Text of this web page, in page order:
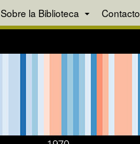
Sobre la Biblioteca Contacto